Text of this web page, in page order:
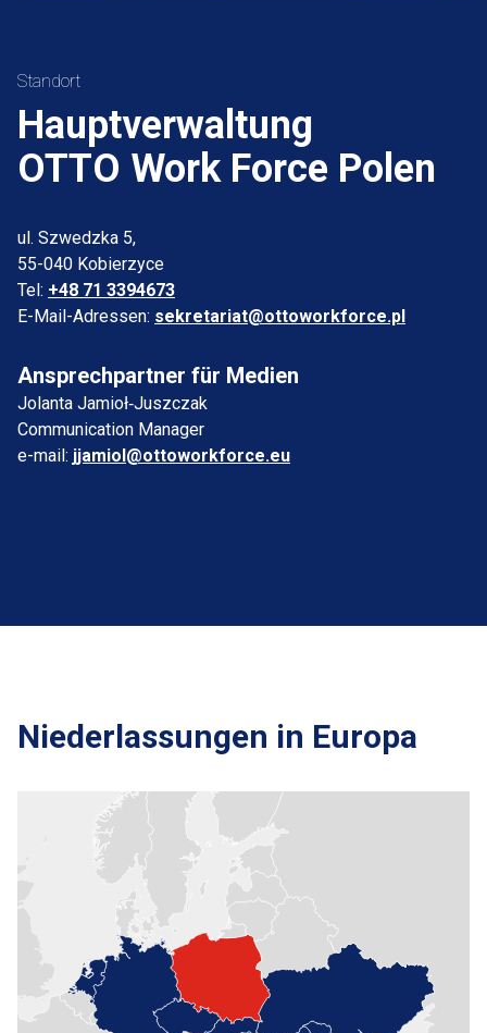
Standort
Hauptverwaltung
OTTO Work Force Polen
ul. Szwedzka 5,
55-040 Kobierzyce
Tel: +48 71 3394673
E-Mail-Adressen: sekretariat@ottoworkforce.pl
Ansprechpartner für Medien
Jolanta Jamioł‑Juszczak
Communication Manager
e-mail: jjamiol@ottoworkforce.eu
Niederlassungen in Europa